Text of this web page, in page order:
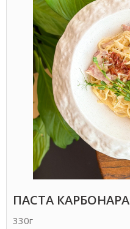
ПАСТА КАРБОНАРА
330г